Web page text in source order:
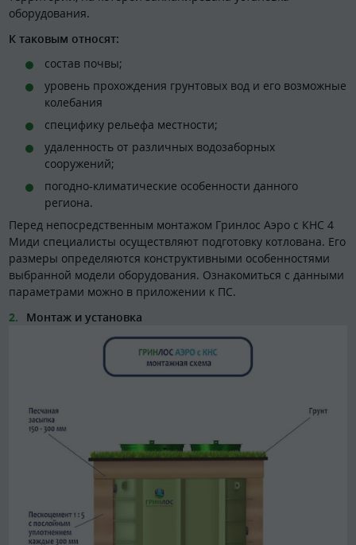
оборудования.
К таковым относят:
состав почвы;
уровень прохождения грунтовых вод и его возможные
колебания
специфику рельефа местности;
удаленность от различных водозаборных
сооружений;
погодно-климатические особенности данного
региона.
Перед непосредственным монтажом Гринлос Аэро с КНС 4
Миди специалисты осуществляют подготовку котлована. Его
размеры определяются конструктивными особенностями
выбранной модели оборудования. Ознакомиться с данными
параметрами можно в приложении к ПС.
Монтаж и установка